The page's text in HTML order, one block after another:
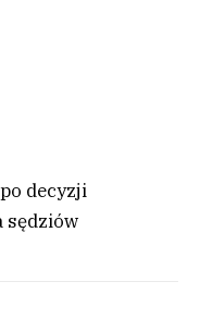
decyzji
sędziów